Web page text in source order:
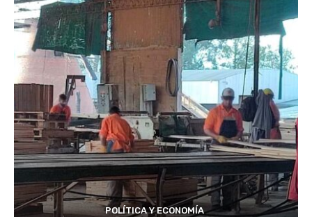
POLÍTICA Y ECONOMÍA